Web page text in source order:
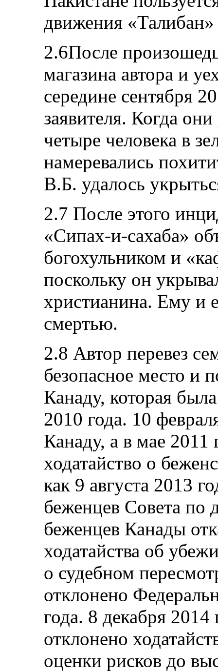
движения
2.6После
магазина автора и
середине сентября
заявителя. Когда
четыре человека в
намеревались
В.Б. удалось
2.7 После этого
«Сипах-и-сахаба»
богохульником и
поскольку он
христианина. Ему и
смертью.
2.8 Автор перевез
безопасное место и
Канаду, которая
2010 года. 10
Канаду, а в мае 2011
ходатайство о
как 9 августа 2013
беженцев Совета по
беженцев Канады
ходатайства об
о судебном
отклонено
года. 8 декабря
отклонено
оценки рисков до